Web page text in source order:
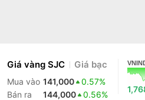
Giá vàng SJC Giá bạc
Mua vào 141,000
0.57%
Bán ra
144,000 0.56%